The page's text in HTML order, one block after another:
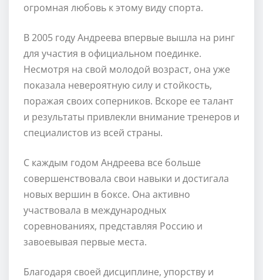
огромная любовь к этому виду спорта.
В 2005 году Андреева впервые вышла на ринг
для участия в официальном поединке.
Несмотря на свой молодой возраст, она уже
показала невероятную силу и стойкость,
поражая своих соперников. Вскоре ее талант
и результаты привлекли внимание тренеров и
специалистов из всей страны.
С каждым годом Андреева все больше
совершенствовала свои навыки и достигала
новых вершин в боксе. Она активно
участвовала в международных
соревнованиях, представляя Россию и
завоевывая первые места.
Благодаря своей дисциплине, упорству и